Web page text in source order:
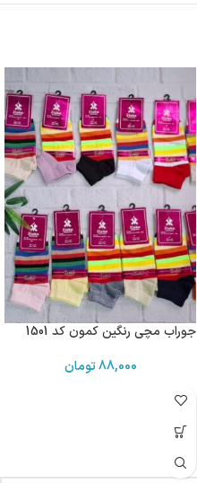
جوراب مچی رنگین کمون کد 1501
88,000تومان